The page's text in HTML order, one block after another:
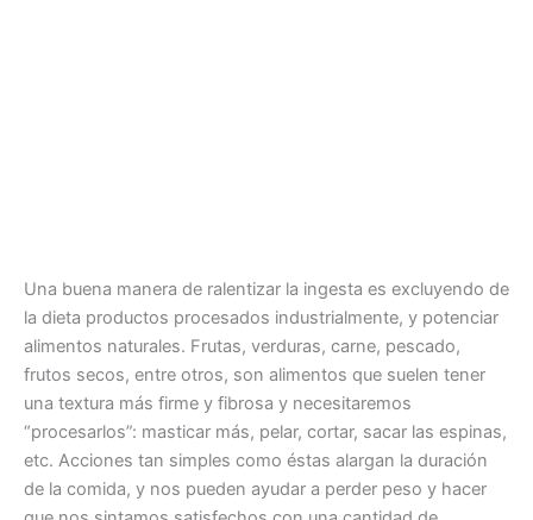
Una buena manera de ralentizar la ingesta es excluyendo de
la dieta productos procesados ​​industrialmente, y potenciar
alimentos naturales. Frutas, verduras, carne, pescado,
frutos secos, entre otros, son alimentos que suelen tener
una textura más firme y fibrosa y necesitaremos
“procesarlos”: masticar más, pelar, cortar, sacar las espinas,
etc. Acciones tan simples como éstas alargan la duración
de la comida, y nos pueden ayudar a perder peso y hacer